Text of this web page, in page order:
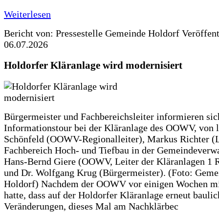
Weiterlesen
Bericht von: Pressestelle Gemeinde Holdorf
06.07.2026
Holdorfer Kläranlage wird modernisiert
Bürgermeister und Fachbereichsleiter informieren
Informationstour bei der Kläranlage des OOWV, von
Schönfeld (OOWV-Regionalleiter), Markus Richter
Fachbereich Hoch- und Tiefbau in der
Hans-Bernd Giere (OOWV, Leiter der Kläranlagen 1
und Dr. Wolfgang Krug (Bürgermeister). (Foto:
Holdorf) Nachdem der OOWV vor einigen Wochen
hatte, dass auf der Holdorfer Kläranlage erneut
Veränderungen, dieses Mal am Nachklärbec